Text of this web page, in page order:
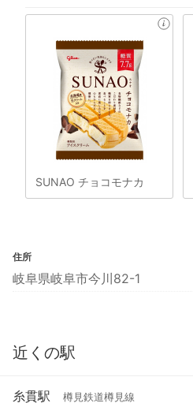
SUNAO チョコモナカ
住所
岐阜県岐阜市今川82-1
近くの駅
糸貫駅 樽見鉄道樽見線